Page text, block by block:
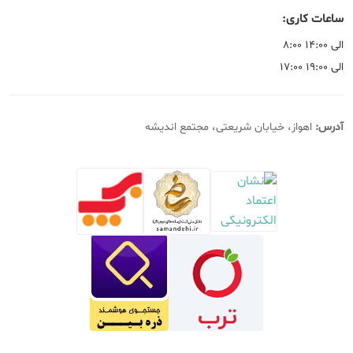
ساعات کاری:
۸:۰۰ الی ۱۴:۰۰
۱۷:۰۰ الی ۱۹:۰۰
آدرس: اهواز، خیابان شریعتی، مجتمع اندیشه